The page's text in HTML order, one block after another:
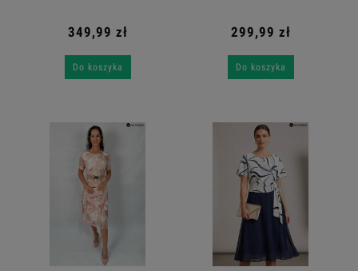
349,99 zł
Do koszyka
299,99 zł
Do koszyka